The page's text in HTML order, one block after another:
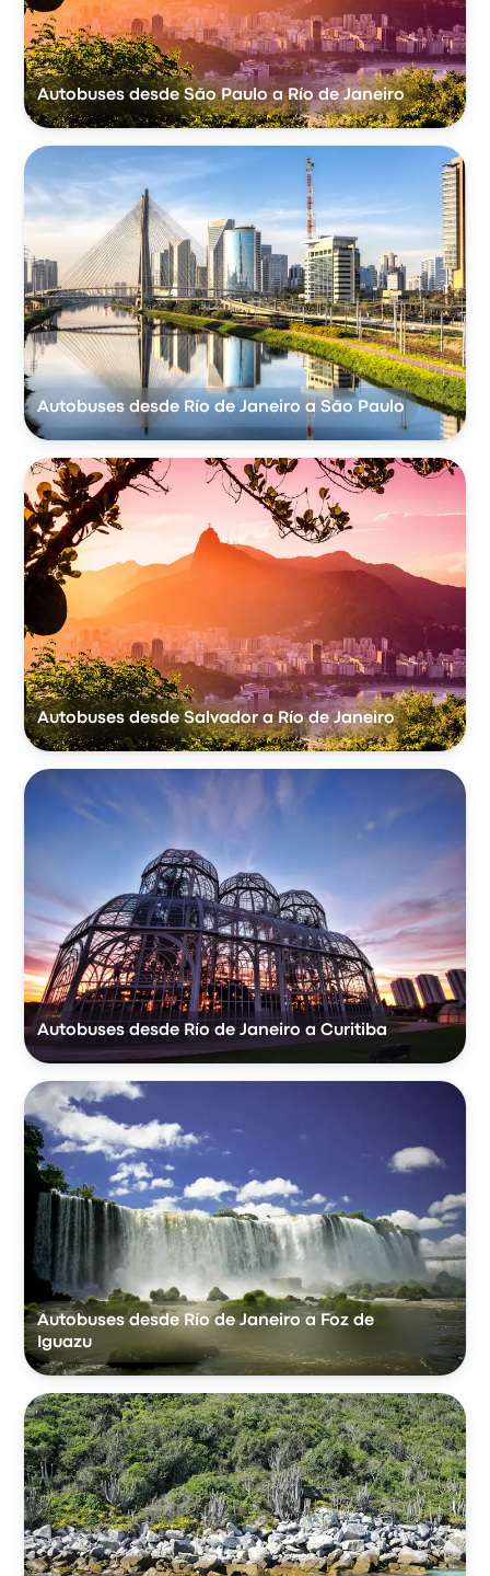
Autobuses desde São Paulo a Río de Janeiro
Autobuses desde Río de Janeiro a São Paulo
Autobuses desde Salvador a Río de Janeiro
Autobuses desde Río de Janeiro a Curitiba
Autobuses desde Río de Janeiro a Foz de
Iguazu